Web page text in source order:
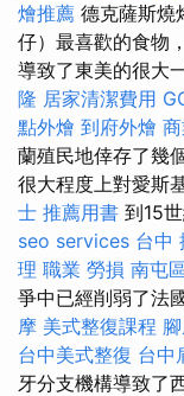
燴推薦 德克薩斯燒
仔）最喜歡的食物
導致了東美的很大
隆 居家清潔費用
點外燴 到府外燴
蘭殖民地倖存了幾
很大程度上對愛斯
士 推薦用書 到15
seo services 台中
理 職業 勞損 南屯
爭中已經削弱了法
摩 美式整復課程
台中美式整復 台中
牙分支機構導致了